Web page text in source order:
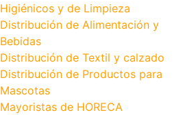
Higiénicos y de Limpieza
Distribución de Alimentación y
Bebidas
Distribución de Textil y calzado
Distribución de Productos para
Mascotas
Mayoristas de HORECA